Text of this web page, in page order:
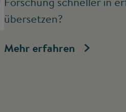
übersetzen?
Mehr erfahren